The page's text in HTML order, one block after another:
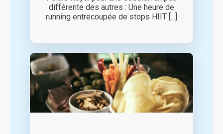
différente des autres : Une heure de
running entrecoupée de stops HIIT [...]